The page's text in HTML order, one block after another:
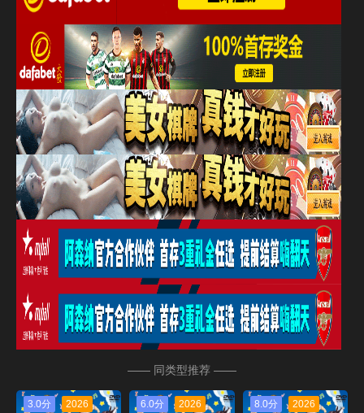
—— 同类型推荐 ——
3.0分 2026 6.0分 2026 8.0分 2026